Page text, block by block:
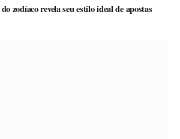
zodíaco revela seu estilo ideal de apostas